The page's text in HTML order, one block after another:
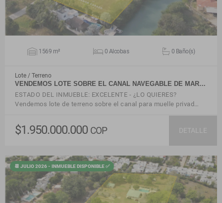
1569 m² 0 Alcobas 0 Baño(s)
Lote / Terreno
VENDEMOS LOTE SOBRE EL CANAL NAVEGABLE DE MAR…
ESTADO DEL INMUEBLE: EXCELENTE - ¿LO QUIERES?
Vendemos lote de terreno sobre el canal para muelle privad…
$1.950.000.000 COP DETALLE
📆 JULIO 2026 - INMUEBLE DISPONIBLE ✅